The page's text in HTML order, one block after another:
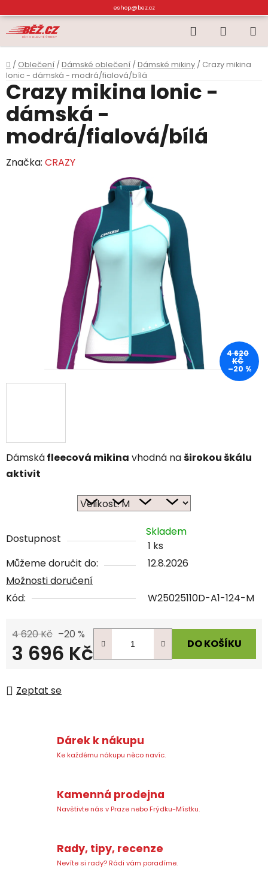
na
obsah
eshop@bez.cz
Hledat
KOŠÍK
Domů
/ Oblečení / Dámské oblečení / Dámské mikiny / Crazy mikina
Ionic - dámská - modrá/fialová/bílá
Dámskáfleecová mikina vhodná naširokou škálu
aktivit
Dostupnost
Skladem
1 ks
Můžeme doručit do:
12.8.2026
Možnosti doručení
Kód:
W25025110D-A1-124-M
4 620 Kč –20 %
3 696 Kč DO KOŠÍKU
Zeptat se
Crazy mikina Ionic -
dámská -
modrá/fialová/bílá
Značka: CRAZY
4 620
KČ
–20 %
Dárek k nákupu
Ke každému nákupu něco navíc.
Kamenná prodejna
Navštivte nás v Praze nebo Frýdku-Místku.
Rady, tipy, recenze
Nevíte si rady? Rádi vám poradíme.